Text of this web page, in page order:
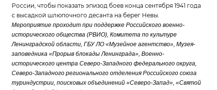
России, чтобы показать эпизод боев конца сентября 1941 года
с высадкой шлюпочного десанта на берег Невы.
Мероприятие проходит при поддержке Российского военно-
исторического общества (РВИО), Комитета по культуре
Ленинградской области, ГБУ ЛО «Музейное агентство», Музея-
заповедника «Прорыв блокады Ленинграда», Военно-
исторического центра Северо-Западного федерального округа,
Северо-Западного регионального отделения Российского союза
туриндустрии, поисковых объединений «Северо-Запад», «Святой